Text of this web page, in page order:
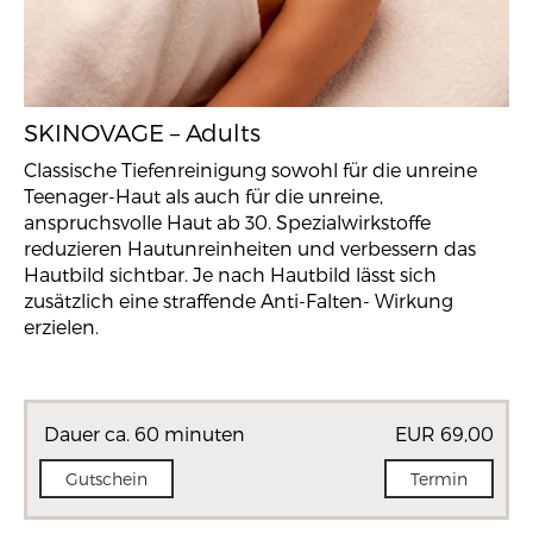
SKINOVAGE – Adults
Classische Tiefenreinigung sowohl für die unreine
Teenager-Haut als auch für die unreine,
anspruchsvolle Haut ab 30. Spezialwirkstoffe
reduzieren Hautunreinheiten und verbessern das
Hautbild sichtbar. Je nach Hautbild lässt sich
zusätzlich eine straffende Anti-Falten- Wirkung
erzielen.
Dauer ca. 60 minuten EUR 69,00
Gutschein Termin